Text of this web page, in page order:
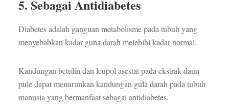
5. Sebagai Antidiabetes
Diabetes adalah ganguan metabolisme pada tubuh yang
menyebabkan kadar guna darah melebihi kadar normal.
Kandungan betulin dan leupol asestat pada ekstrak daun
pule dapat menurunkan kandungan gula darah pada tubuh
manusia yang bermanfaat sebagai antidiabetes.